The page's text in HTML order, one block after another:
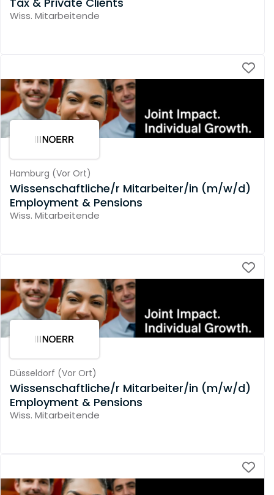
Wiss. Mitarbeitende
Hamburg (Vor Ort)
Wissenschaftliche/r Mitarbeiter/in (m/w/d)
Employment & Pensions
Wiss. Mitarbeitende
Düsseldorf (Vor Ort)
Wissenschaftliche/r Mitarbeiter/in (m/w/d)
Employment & Pensions
Wiss. Mitarbeitende